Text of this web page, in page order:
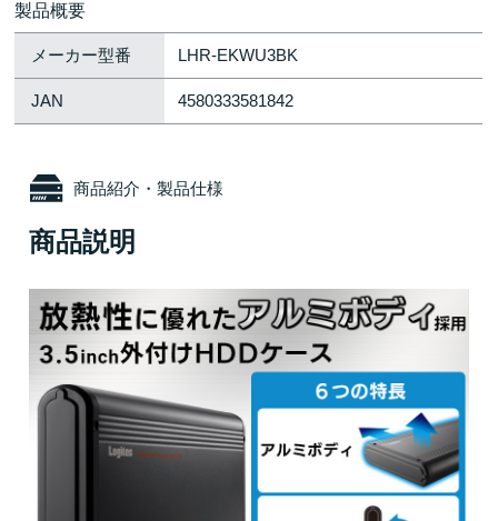
製品概要
メーカー型番 LHR-EKWU3BK
JAN 4580333581842
商品紹介・製品仕様
商品説明